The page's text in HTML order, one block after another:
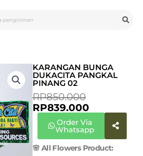
KARANGAN BUNGA
DUKACITA PANGKAL
PINANG 02
RP850.000
WAS:
RP839.000
IS:
RP839.000.
Order Via
Whatsapp
🌸 All Flowers Product: